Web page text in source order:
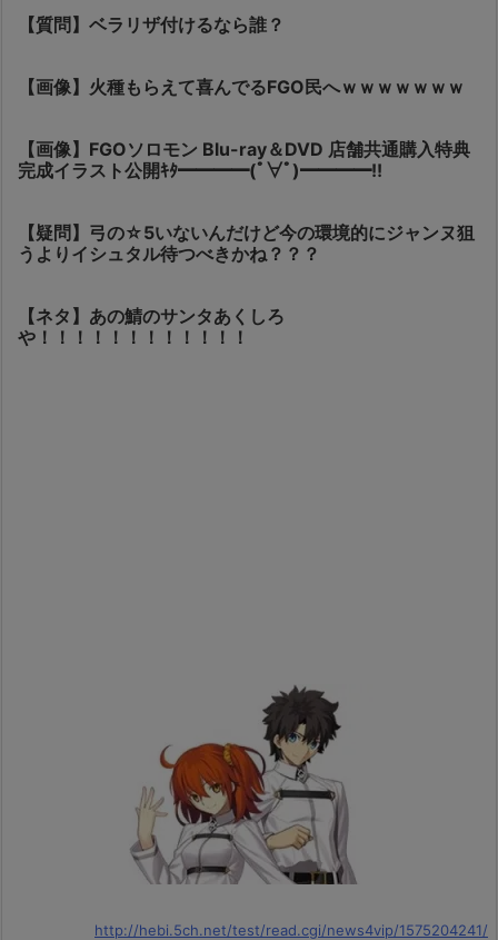
【質問】ベラリザ付けるなら誰？
【画像】火種もらえて喜んでるFGO民へｗｗｗｗｗｗｗ
【画像】FGOソロモン Blu-ray＆DVD 店舗共通購入特典
完成イラスト公開ｷﾀ━━━━(ﾟ∀ﾟ)━━━━!!
【疑問】弓の☆5いないんだけど今の環境的にジャンヌ狙
うよりイシュタル待つべきかね？？？
【ネタ】あの鯖のサンタあくしろ
や！！！！！！！！！！！！
http://hebi.5ch.net/test/read.cgi/news4vip/1575204241/